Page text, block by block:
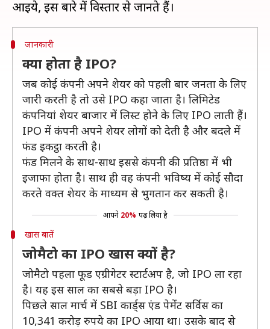
जानकारी
क्या होता है IPO?
जब कोई कंपनी अपने शेयर को पहली बार जनता के लिए
जारी करती है तो उसे IPO कहा जाता है। लिमिटेड
कंपनियां शेयर बाजार में लिस्ट होने के लिए IPO लाती हैं।
IPO में कंपनी अपने शेयर लोगों को देती है और बदले में
फंड इकट्ठा करती है।
फंड मिलने के साथ-साथ इससे कंपनी की प्रतिष्ठा में भी
इजाफा होता है। साथ ही वह कंपनी भविष्य में कोई सौदा
करते वक्त शेयर के माध्यम से भुगतान कर सकती है।
आपने 20% पढ़ लिया है
खास बातें
जोमैटो का IPO खास क्यों है?
जोमैटो पहला फूड एग्रीगेटर स्टार्टअप है, जो IPO ला रहा
है। यह इस साल का सबसे बड़ा IPO है।
पिछले साल मार्च में SBI कार्ड्स एंड पेमेंट सर्विस का
10,341 करोड़ रुपये का IPO आया था। उसके बाद से